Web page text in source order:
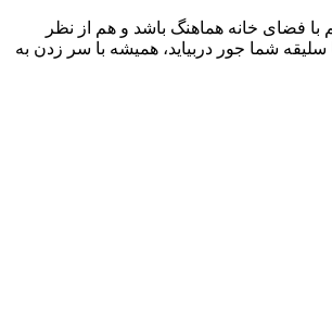
با فضای خانه هماهنگ باشد و هم از نظر
شما جور دربیاید، همیشه با سر زدن به